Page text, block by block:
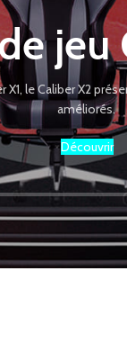
jeu
X1, le Caliber X2
améliorés.
Découvrir